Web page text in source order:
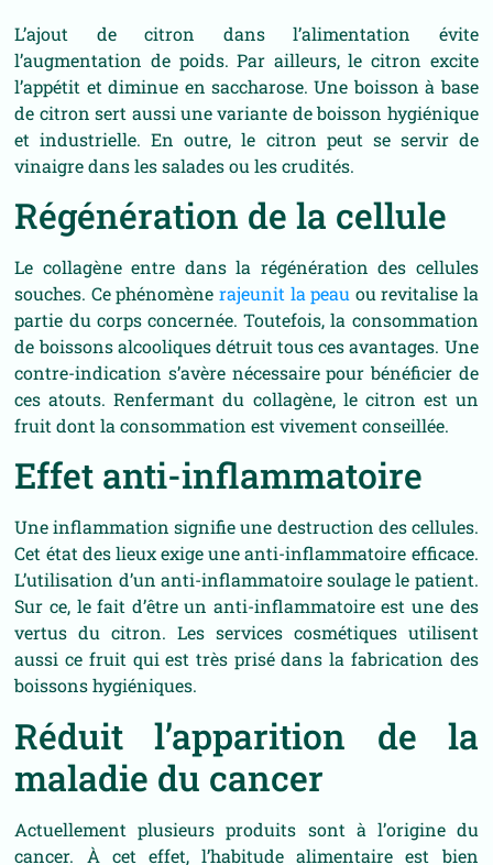
L’ajout de citron dans l’alimentation évite
l’augmentation de poids. Par ailleurs, le citron excite
l’appétit et diminue en saccharose. Une boisson à base
de citron sert aussi une variante de boisson hygiénique
et industrielle. En outre, le citron peut se servir de
vinaigre dans les salades ou les crudités.
Régénération de la cellule
Le collagène entre dans la régénération des cellules
souches. Ce phénomène rajeunit la peau ou revitalise la
partie du corps concernée. Toutefois, la consommation
de boissons alcooliques détruit tous ces avantages. Une
contre-indication s’avère nécessaire pour bénéficier de
ces atouts. Renfermant du collagène, le citron est un
fruit dont la consommation est vivement conseillée.
Effet anti-inflammatoire
Une inflammation signifie une destruction des cellules.
Cet état des lieux exige une anti-inflammatoire efficace.
L’utilisation d’un anti-inflammatoire soulage le patient.
Sur ce, le fait d’être un anti-inflammatoire est une des
vertus du citron. Les services cosmétiques utilisent
aussi ce fruit qui est très prisé dans la fabrication des
boissons hygiéniques.
Réduit l’apparition de la
maladie du cancer
Actuellement plusieurs produits sont à l’origine du
cancer. À cet effet, l’habitude alimentaire est bien